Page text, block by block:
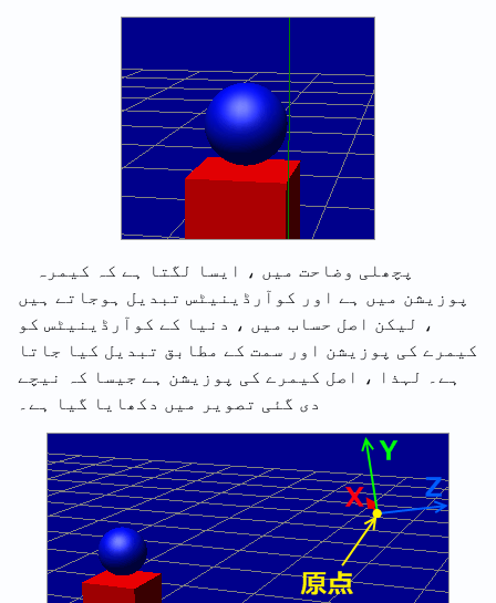
پچھلی وضاحت میں ، ایسا لگتا ہے کہ کیمرہ
پوزیشن میں ہے اور کوآرڈینیٹس تبدیل ہوجاتے ہیں
، لیکن اصل حساب میں ، دنیا کے کوآرڈینیٹس کو
کیمرے کی پوزیشن اور سمت کے مطابق تبدیل کیا جاتا
ہے۔ لہذا ، اصل کیمرے کی پوزیشن ہے جیسا کہ نیچے
دی گئی تصویر میں دکھایا گیا ہے۔